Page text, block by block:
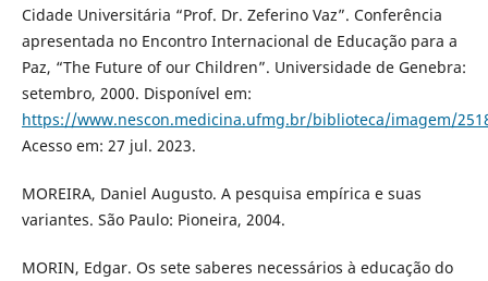
Cidade Universitária “Prof. Dr. Zeferino Vaz”. Conferência
apresentada no Encontro Internacional de Educação para a
Paz, “The Future of our Children”. Universidade de Genebra:
setembro, 2000. Disponível em:
https://www.nescon.medicina.ufmg.br/biblioteca/imagem/
Acesso em: 27 jul. 2023.
MOREIRA, Daniel Augusto. A pesquisa empírica e suas
variantes. São Paulo: Pioneira, 2004.
MORIN, Edgar. Os sete saberes necessários à educação do